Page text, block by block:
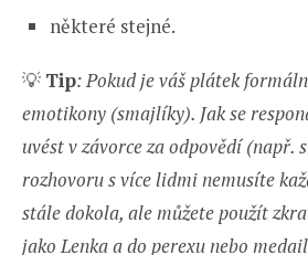
některé stejné.
💡 Tip: Pokud je váš plátek
emotikony (smajlíky). Jak se
uvést v závorce za odpovědí (např.
rozhovoru s více lidmi nemusíte
stále dokola, ale můžete použít
jako Lenka a do perexu nebo